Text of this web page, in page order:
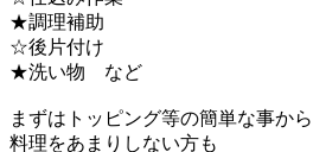
★調理補助
☆後片付け
★洗い物 など
まずはトッピング等の簡単な事か
料理をあまりしない方も